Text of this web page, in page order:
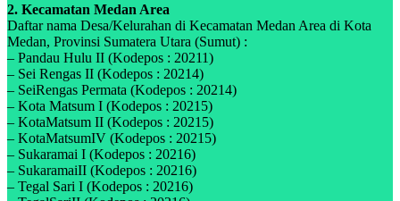
2. Kecamatan Medan Area
Daftar nama Desa/Kelurahan di Kecamatan Medan Area di Kota
Medan, Provinsi Sumatera Utara (Sumut) :
– Pandau Hulu II (Kodepos : 20211)
– Sei Rengas II (Kodepos : 20214)
– SeiRengas Permata (Kodepos : 20214)
– Kota Matsum I (Kodepos : 20215)
– KotaMatsum II (Kodepos : 20215)
– KotaMatsumIV (Kodepos : 20215)
– Sukaramai I (Kodepos : 20216)
– SukaramaiII (Kodepos : 20216)
– Tegal Sari I (Kodepos : 20216)